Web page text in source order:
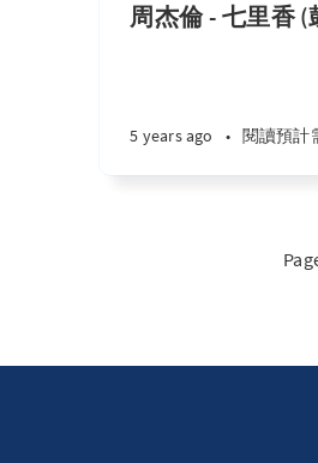
周杰倫 - 七里香 (
5 years ago • 閱讀預計